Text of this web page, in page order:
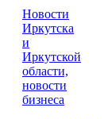
Новости
Иркутска
и
Иркутской
области,
новости
бизнеса